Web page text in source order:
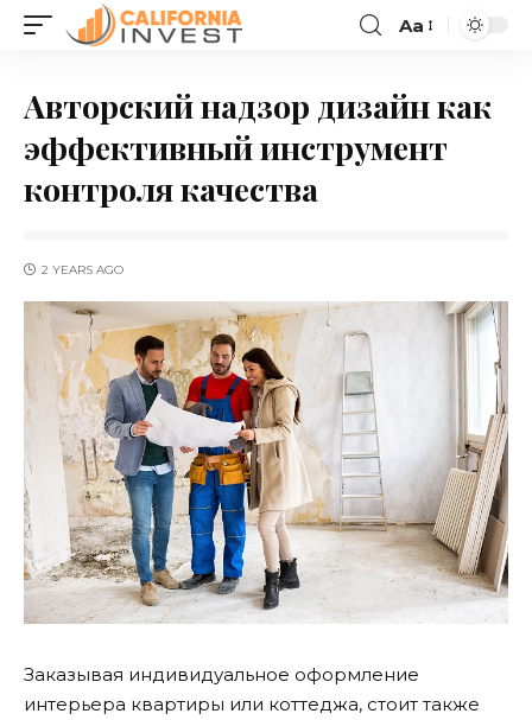
Aa
Авторский надзор дизайн как
эффективный инструмент
контроля качества
2 YEARS AGO
Заказывая индивидуальное оформление
интерьера квартиры или коттеджа, стоит также